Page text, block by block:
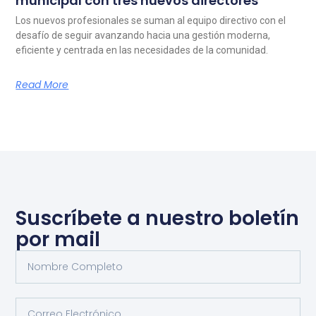
Los nuevos profesionales se suman al equipo directivo con el
desafío de seguir avanzando hacia una gestión moderna,
eficiente y centrada en las necesidades de la comunidad.
Read More
Suscríbete a nuestro boletín
por mail